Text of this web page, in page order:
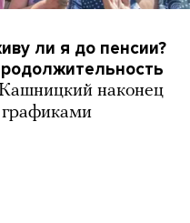
ли я до пенсии?
наконец
графиками